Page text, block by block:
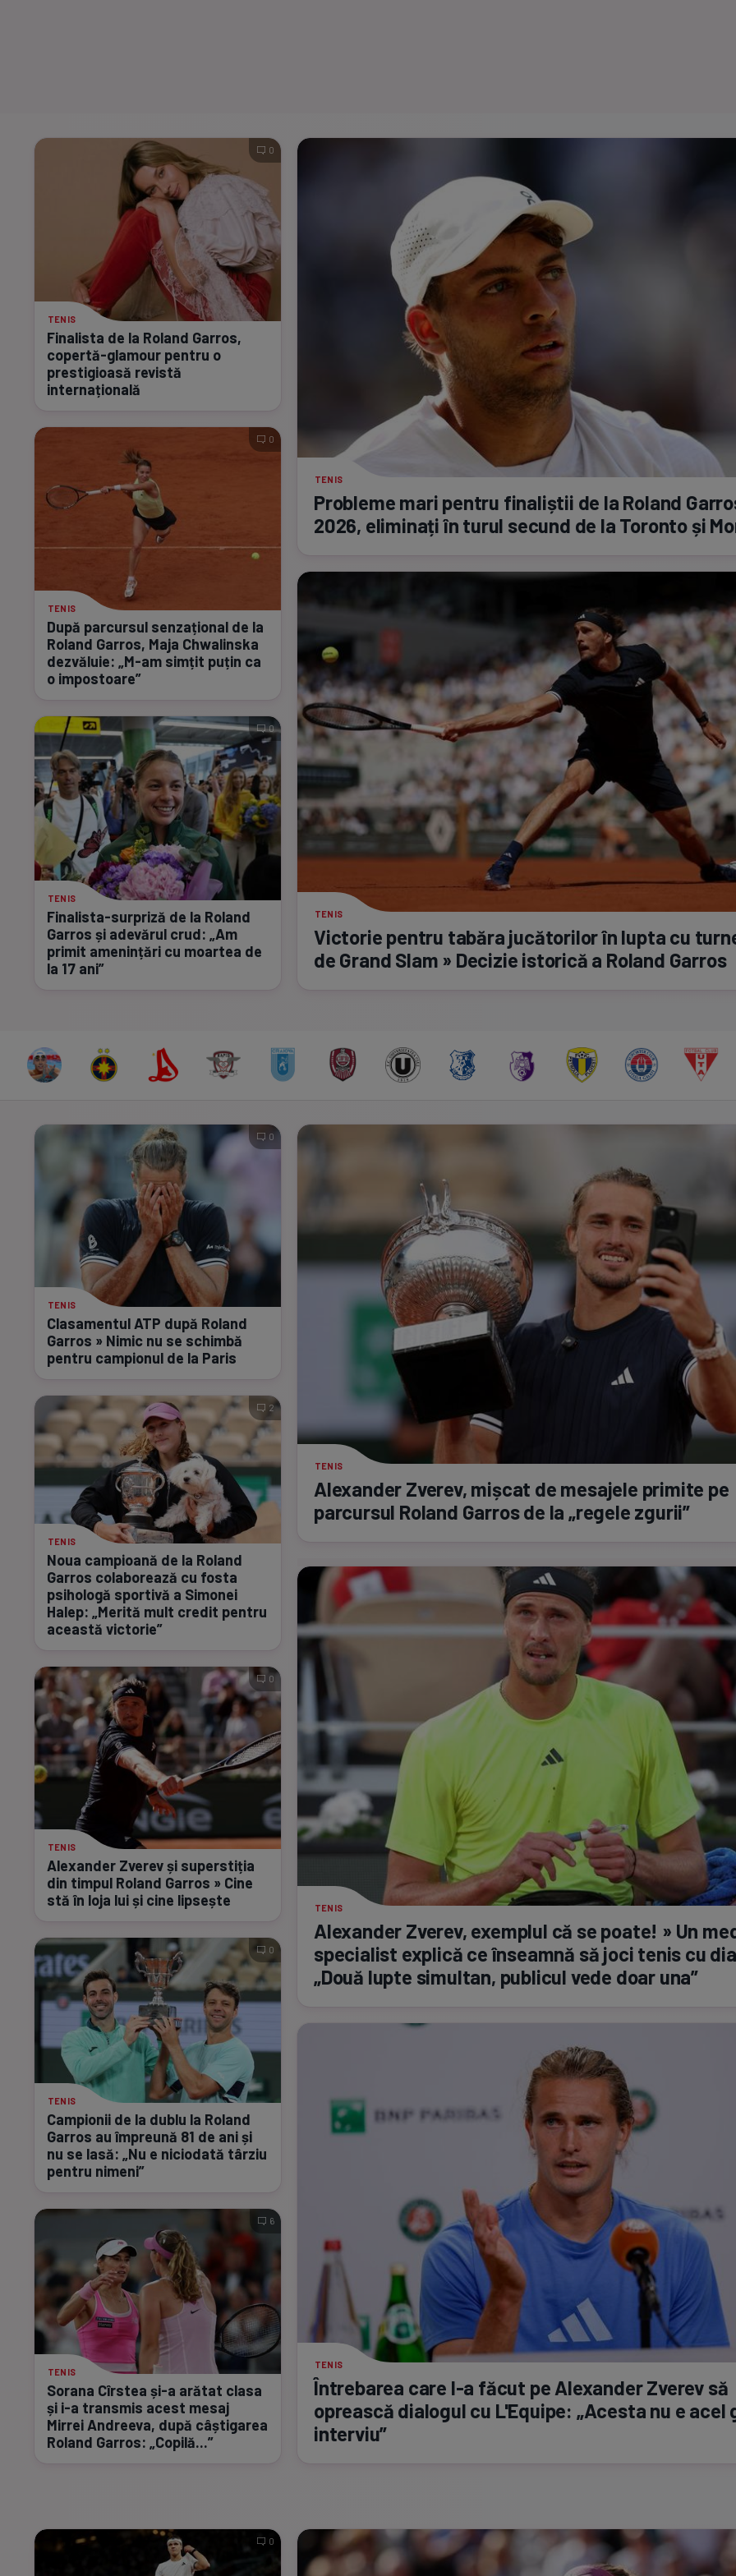
Program TV
TENIS
Finalista de la Roland Garros,
copertă-glamour pentru o
prestigioasă revistă
internațională
0
TENIS
După parcursul senzațional de la
Roland Garros, Maja Chwalinska
dezvăluie: „M-am simțit puțin ca
o impostoare”
0
TENIS
Finalista-surpriză de la Roland
Garros și adevărul crud: „Am
primit amenințări cu moartea de
la 17 ani”
0
TENIS
Probleme mari pentru finaliștii de la Roland
2026, eliminați în turul secund de la Toronto și
TENIS
Victorie pentru tabăra jucătorilor în lupta cu
de Grand Slam » Decizie istorică a Roland Garros
TENIS
Clasamentul ATP după Roland
Garros » Nimic nu se schimbă
pentru campionul de la Paris
0
TENIS
Noua campioană de la Roland
Garros colaborează cu fosta
psihologă sportivă a Simonei
Halep: „Merită mult credit pentru
această victorie”
2
TENIS
Alexander Zverev și superstiția
din timpul Roland Garros » Cine
stă în loja lui și cine lipsește
0
TENIS
Campionii de la dublu la Roland
Garros au împreună 81 de ani și
nu se lasă: „Nu e niciodată târziu
pentru nimeni”
0
TENIS
Sorana Cîrstea și-a arătat clasa
și i-a transmis acest mesaj
Mirrei Andreeva, după câștigarea
Roland Garros: „Copilă...”
6
TENIS
Alexander Zverev, mișcat de mesajele primite pe
parcursul Roland Garros de la „regele zgurii”
TENIS
Alexander Zverev, exemplul că se poate! » Un
specialist explică ce înseamnă să joci tenis cu
„Două lupte simultan, publicul vede doar una”
TENIS
Întrebarea care l-a făcut pe Alexander Zverev să
oprească dialogul cu L'Equipe: „Acesta nu e acel
interviu”
0